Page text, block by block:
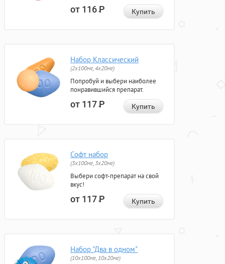
от 116Р Купить
Набор Классический
(2x100мг, 4x20мг)
Попробуй и выбери наиболее
понравившийся препарат.
от 117Р Купить
Софт набор
(3x100мг, 3x20мг)
Выбери софт-препарат на свой
вкус!
от 117Р Купить
Набор "Два в одном"
(10x100мг, 10x20мг)